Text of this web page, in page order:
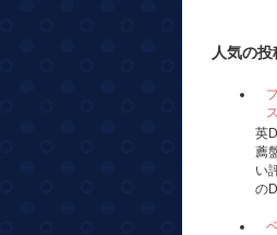
人気の投
英
薦
い
の